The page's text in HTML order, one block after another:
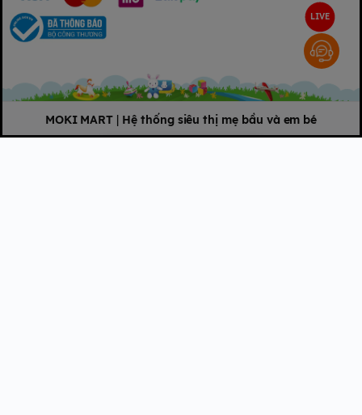
MOKI MART Hệ thống siêu thị mẹ bầu và em bé
LIVE